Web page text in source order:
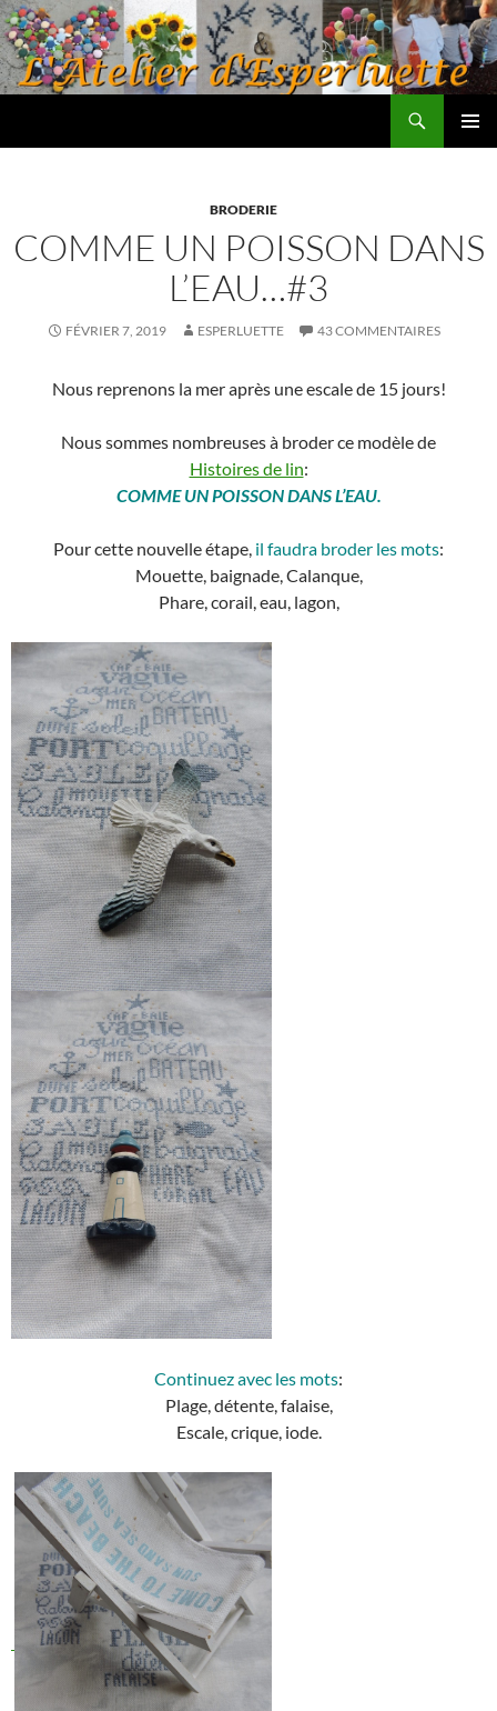
Aller
au
contenu
BRODERIE
COMME UN POISSON DANS
L’EAU…#3
FÉVRIER 7, 2019 ESPERLUETTE 43 COMMENTAIRES
Nous reprenons la mer après une escale de 15 jours!
Nous sommes nombreuses à broder ce modèle de
Histoires de lin:
COMME UN POISSON DANS L’EAU.
Pour cette nouvelle étape, il faudra broder les mots:
Mouette, baignade, Calanque,
Phare, corail, eau, lagon,
Continuez avec les mots:
Plage, détente, falaise,
Escale, crique, iode.